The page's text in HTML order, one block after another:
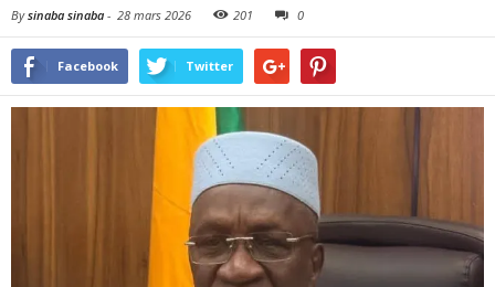
Bysinaba sinaba - 28 mars 2026 201 0
Facebook Twitter